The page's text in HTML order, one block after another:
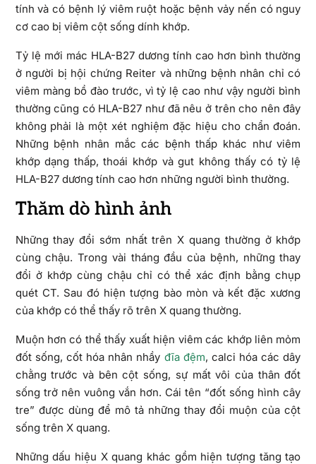
tính và có bệnh lý viêm ruột hoặc bệnh vảy nến có nguy
cơ cao bị viêm cột sống dính khớp.
Tỷ lệ mới mác HLA-B27 dương tính cao hơn bình thường
ở người bị hội chứng Reiter và những bệnh nhân chỉ có
viêm màng bồ đào trước, vì tỷ lệ cao như vậy người bình
thường cũng có HLA-B27 như đã nêu ở trên cho nên đây
không phải là một xét nghiệm đặc hiệu cho chẩn đoán.
Những bệnh nhân mắc các bệnh thấp khác như viêm
khớp dạng thấp, thoái khớp và gut không thấy có tỷ lệ
HLA-B27 dương tính cao hơn những người bình thường.
Thăm dò hình ảnh
Những thay đổi sớm nhất trên X quang thường ở khớp
cùng chậu. Trong vài tháng đầu của bệnh, những thay
đổi ở khớp cùng chậu chỉ có thể xác định bằng chụp
quét CT. Sau đó hiện tượng bào mòn và kết đặc xương
của khớp có thể thấy rõ trên X quang thường.
Muộn hơn có thể thấy xuất hiện viêm các khớp liên mỏm
đốt sống, cốt hóa nhân nhầy đĩa đệm, calci hóa các dây
chằng trước và bên cột sống, sự mất vôi của thân đốt
sống trở nên vuông vắn hơn. Cái tên “đốt sống hình cây
tre” được dùng để mô tả những thay đổi muộn của cột
sống trên X quang.
Những dấu hiệu X quang khác gồm hiện tượng tăng tạo